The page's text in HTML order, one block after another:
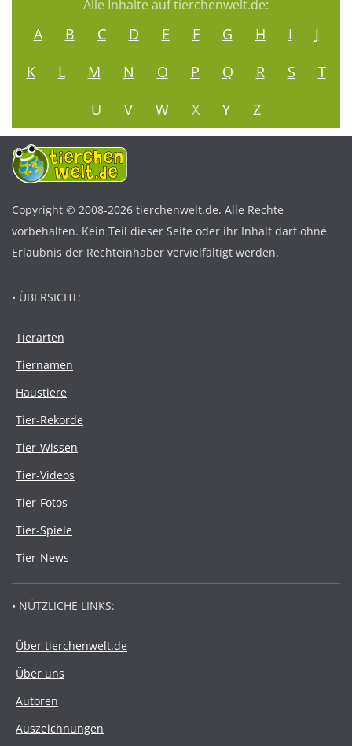
Alle Inhalte auf tierchenwelt.de:
A B C D E F G H I
J
K
L M N O P Q R S
T
U
V W X Y Z
Copyright © 2008-2026 tierchenwelt.de. Alle Rechte
vorbehalten. Kein Teil dieser Seite oder ihr Inhalt darf ohne
Erlaubnis der Rechteinhaber vervielfältigt werden.
• ÜBERSICHT:
Tierarten
Tiernamen
Haustiere
Tier-Rekorde
Tier-Wissen
Tier-Videos
Tier-Fotos
Tier-Spiele
Tier-News
• NÜTZLICHE LINKS:
Über tierchenwelt.de
Über uns
Autoren
Auszeichnungen